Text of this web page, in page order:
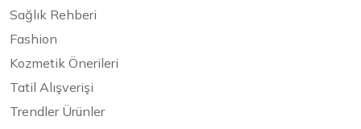
Sağlık Rehberi
Fashion
Kozmetik Önerileri
Tatil Alışverişi
Trendler Ürünler